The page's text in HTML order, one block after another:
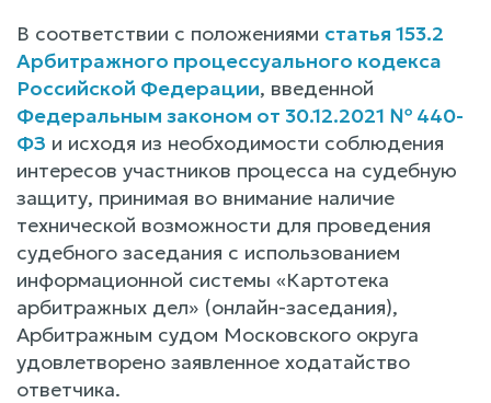
В соответствии с положениями статья 153.2
Арбитражного процессуального кодекса
Российской Федерации, введенной
Федеральным законом от 30.12.2021 № 440-
ФЗ и исходя из необходимости соблюдения
интересов участников процесса на судебную
защиту, принимая во внимание наличие
технической возможности для проведения
судебного заседания с использованием
информационной системы «Картотека
арбитражных дел» (онлайн-заседания),
Арбитражным судом Московского округа
удовлетворено заявленное ходатайство
ответчика.